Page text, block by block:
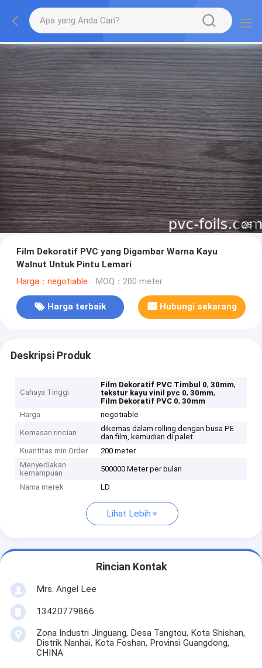
2/5
Film Dekoratif PVC yang Digambar Warna Kayu
Walnut Untuk Pintu Lemari
Harga：negotiable MOQ：200 meter
Harga terbaik Hubungi sekarang
Deskripsi Produk
Cahaya Tinggi
Film Dekoratif PVC Timbul 0,30mm,
tekstur kayu vinil pvc 0,30mm,
Film Dekoratif PVC 0,30mm
Harga
negotiable
Kemasan rincian
dikemas dalam rolling dengan busa PE
dan film, kemudian di palet
Kuantitas min Order
200 meter
Menyediakan
kemampuan
500000 Meter per bulan
Nama merek LD
Lihat Lebih
Rincian Kontak
Mrs. Angel Lee
13420779866
Zona Industri Jinguang, Desa Tangtou, Kota Shishan,
Distrik Nanhai, Kota Foshan, Provinsi Guangdong,
CHINA